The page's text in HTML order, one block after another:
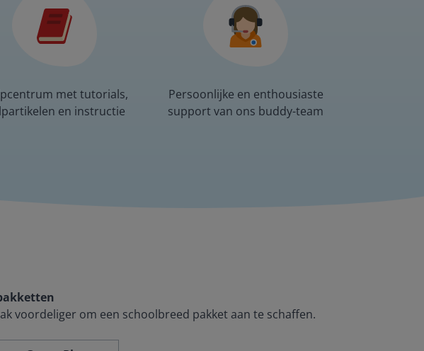
met tutorials,
en instructie
Persoonlijke en enthousiaste
support van ons buddy-team
voordeliger om een schoolbreed pakket aan te schaffen.